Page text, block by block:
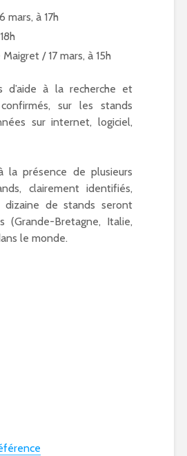
mars, à 17h
/ 17 mars, à 15h
d’aide à la recherche et
sur les stands
sur internet, logiciel,
la présence de plusieurs
clairement identifiés,
dizaine de stands seront
(Grande-Bretagne, Italie,
le monde.